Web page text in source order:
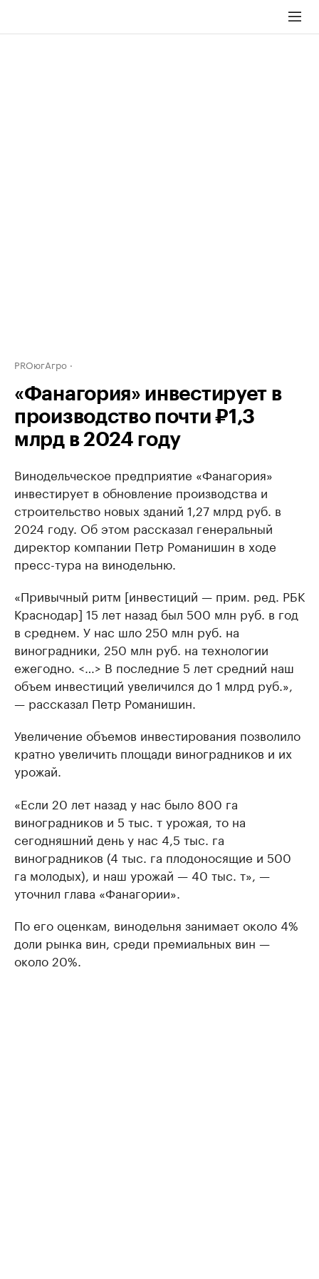
PROюгАгро
«Фанагория» инвестирует в
производство почти ₽1,3
млрд в 2024 году
Винодельческое предприятие «Фанагория»
инвестирует в обновление производства и
строительство новых зданий 1,27 млрд руб. в
2024 году. Об этом рассказал генеральный
директор компании Петр Романишин в ходе
пресс-тура на винодельню.
«Привычный ритм [инвестиций — прим. ред. РБК
Краснодар] 15 лет назад был 500 млн руб. в год
в среднем. У нас шло 250 млн руб. на
виноградники, 250 млн руб. на технологии
ежегодно. <…> В последние 5 лет средний наш
объем инвестиций увеличился до 1 млрд руб.»,
— рассказал Петр Романишин.
Увеличение объемов инвестирования позволило
кратно увеличить площади виноградников и их
урожай.
«Если 20 лет назад у нас было 800 га
виноградников и 5 тыс. т урожая, то на
сегодняшний день у нас 4,5 тыс. га
виноградников (4 тыс. га плодоносящие и 500
га молодых), и наш урожай — 40 тыс. т», —
уточнил глава «Фанагории».
По его оценкам, винодельня занимает около 4%
доли рынка вин, среди премиальных вин —
около 20%.